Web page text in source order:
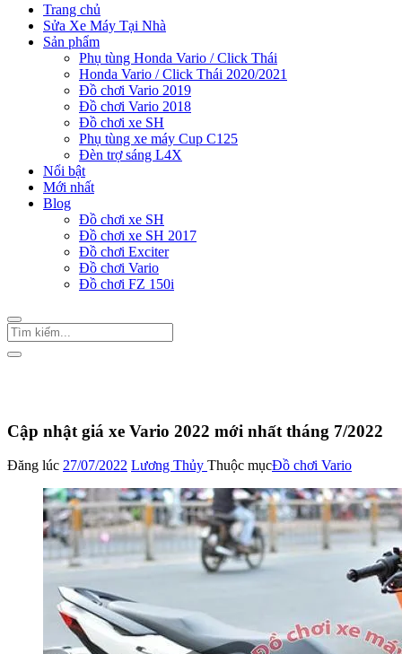
Trang chủ
Sửa Xe Máy Tại Nhà
Sản phẩm
Phụ tùng Honda Vario / Click Thái
Honda Vario / Click Thái 2020/2021
Đồ chơi Vario 2019
Đồ chơi Vario 2018
Đồ chơi xe SH
Phụ tùng xe máy Cup C125
Đèn trợ sáng L4X
Nổi bật
Mới nhất
Blog
Đồ chơi xe SH
Đồ chơi xe SH 2017
Đồ chơi Exciter
Đồ chơi Vario
Đồ chơi FZ 150i
Cập nhật giá xe Vario 2022 mới nhất tháng 7/2022
Đăng lúc 27/07/2022 Lương Thủy Thuộc mụcĐồ chơi Vario